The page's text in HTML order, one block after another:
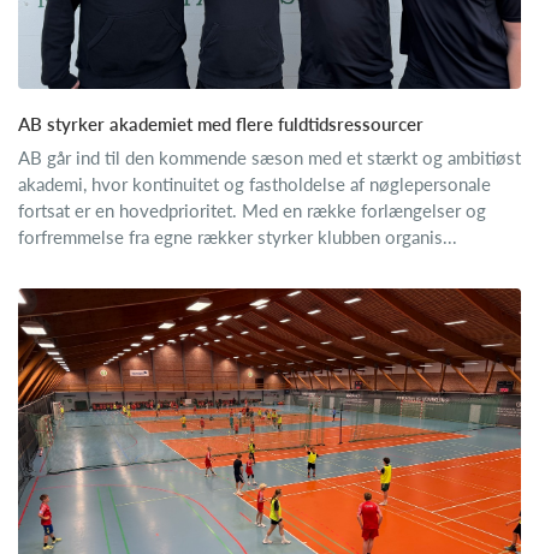
AB styrker akademiet med flere fuldtidsressourcer
AB går ind til den kommende sæson med et stærkt og ambitiøst
akademi, hvor kontinuitet og fastholdelse af nøglepersonale
fortsat er en hovedprioritet. Med en række forlængelser og
forfremmelse fra egne rækker styrker klubben organis...